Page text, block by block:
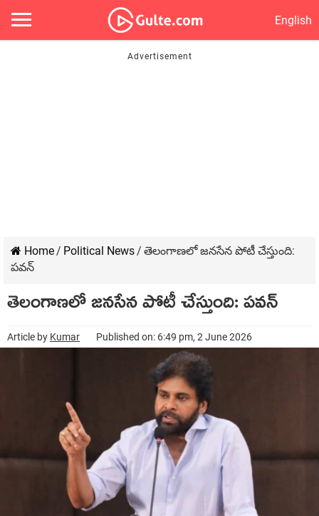
English
Home/ Political News/ తెలంగాణలో జనసేన పోటీ చేస్తుంది:
పవన్
తెలంగాణలో జనసేన పోటీ చేస్తుంది: పవన్
Article by Kumar Published on: 6:49 pm, 2 June 2026